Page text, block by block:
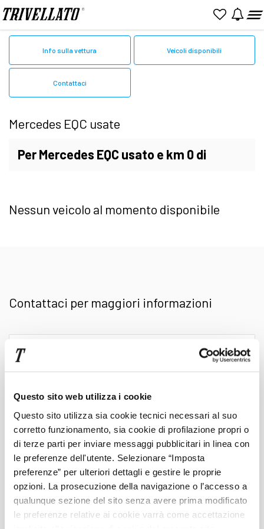
Questo sito web utilizza i cookie
Questo sito utilizza sia cookie tecnici necessari al suo
corretto funzionamento, sia cookie di profilazione propri o
di terze parti per inviare messaggi pubblicitari in linea con
le preferenze dell'utente. Selezionare “Imposta
preferenze” per ulteriori dettagli e gestire le proprie
opzioni. La prosecuzione della navigazione o l’accesso a
qualunque sezione del sito senza avere prima modificato
le preferenze relative ai cookie varrà come accettazione
Home Mercedes
Info sulla vettura Veicoli disponibili
Contattaci
Mercedes EQC usate
Per Mercedes EQC usato e km 0 di
Con Trivellato avrai accesso ad un vasto
grazie alla specifica certificazione Mercedes
sulle vetture usate Mercedes-Benz Certified.
Oltre alla già citata una garanzia che arriva fino
a 48 mesi, le auto usate Mercedes-Benz
Certified vengono sottoposte a ben 150
controlli e godono di vantaggi pari al nuovo in
termini di assistenza stradale, finanziamento,
servizi digitali e auto sostitutiva.
Nessun veicolo al momento disponibile
Contattaci per maggiori informazioni
Scrivi
qui
il
messaggio
Cognome
Nome